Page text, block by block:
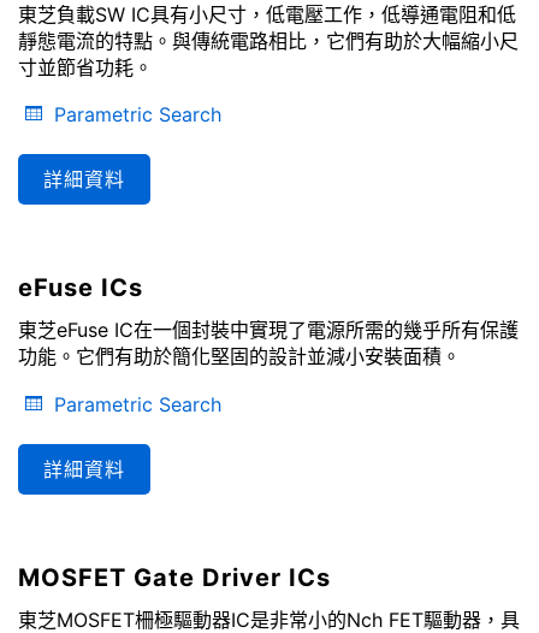
東芝負載SW IC具有小尺寸，低電壓工作，低導通電阻和低
靜態電流的特點。與傳統電路相比，它們有助於大幅縮小尺
寸並節省功耗。
Parametric Search
詳細資料
eFuse ICs
東芝eFuse IC在一個封裝中實現了電源所需的幾乎所有保護
功能。它們有助於簡化堅固的設計並減小安裝面積。
Parametric Search
詳細資料
MOSFET Gate Driver ICs
東芝MOSFET柵極驅動器IC是非常小的Nch FET驅動器，具